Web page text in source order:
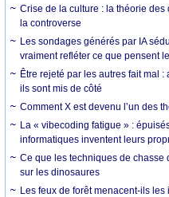
Crise de la culture : la théorie
la controverse
Les sondages générés par IA
vraiment refléter ce que pensent
Être rejeté par les autres fait mal
ils sont mis de côté
Comment X est devenu l’un des
La « vibecoding fatigue » :
informatiques inventent leurs
Ce que les techniques de
sur les dinosaures
Les feux de forêt menacent-ils